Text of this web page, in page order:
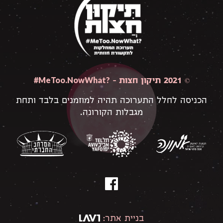
© 2021 תיקון חצות – #MeToo.NowWhat?
הכניסה לחלל התערוכה תהיה למוזמנים בלבד ותחת
מגבלות הקורונה.
פייסבוק
בניית אתר: